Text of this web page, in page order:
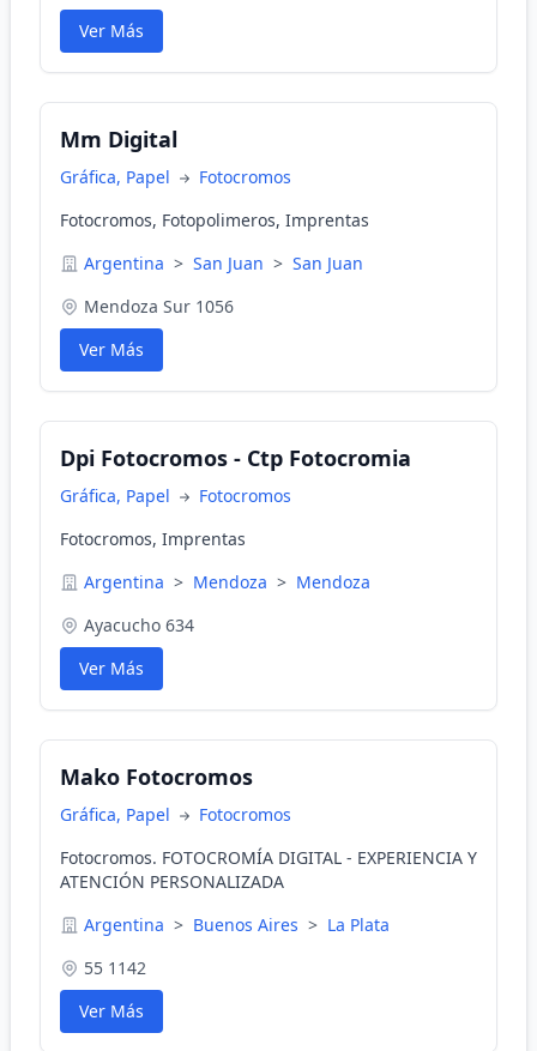
Ver Más
Mm Digital
Gráfica, Papel
Fotocromos
Fotocromos, Fotopolimeros, Imprentas
Argentina > San Juan > San Juan
Mendoza Sur 1056
Ver Más
Dpi Fotocromos - Ctp Fotocromia
Gráfica, Papel
Fotocromos
Fotocromos, Imprentas
Argentina > Mendoza > Mendoza
Ayacucho 634
Ver Más
Mako Fotocromos
Gráfica, Papel
Fotocromos
Fotocromos. FOTOCROMÍA DIGITAL - EXPERIENCIA Y
ATENCIÓN PERSONALIZADA
Argentina > Buenos Aires > La Plata
55 1142
Ver Más